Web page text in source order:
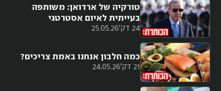
24 דק' 25.05.26
טורקיה של ארדואן: משותפה
בעייתית לאיום אסטרטגי
21 דק' 24.05.26
כמה חלבון אנחנו באמת צריכים?